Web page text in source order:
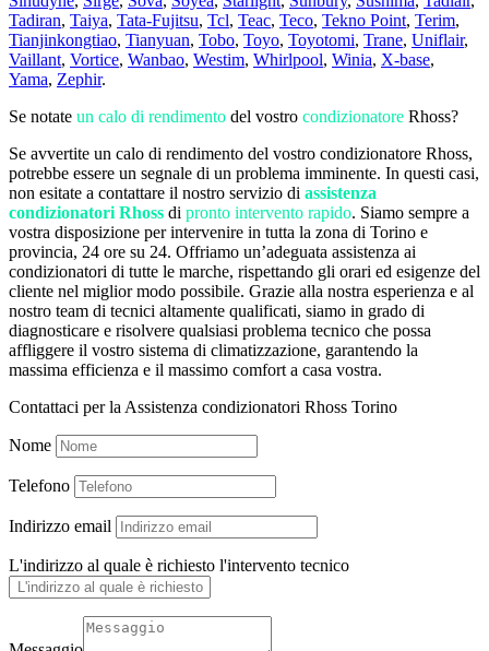
Tadiran, Taiya, Tata-Fujitsu, Tcl, Teac, Teco, Tekno Point, Terim,
Tianjinkongtiao, Tianyuan, Tobo, Toyo, Toyotomi, Trane, Uniflair,
Vaillant, Vortice, Wanbao, Westim, Whirlpool, Winia, X-base,
Yama, Zephir.
Se notate un calo di rendimento del vostro condizionatore Rhoss?
Se avvertite un calo di rendimento del vostro condizionatore Rhoss,
potrebbe essere un segnale di un problema imminente. In questi casi,
non esitate a contattare il nostro servizio di assistenza
condizionatori Rhoss di pronto intervento rapido. Siamo sempre a
vostra disposizione per intervenire in tutta la zona di Torino e
provincia, 24 ore su 24. Offriamo un’adeguata assistenza ai
condizionatori di tutte le marche, rispettando gli orari ed esigenze del
cliente nel miglior modo possibile. Grazie alla nostra esperienza e al
nostro team di tecnici altamente qualificati, siamo in grado di
diagnosticare e risolvere qualsiasi problema tecnico che possa
affliggere il vostro sistema di climatizzazione, garantendo la
massima efficienza e il massimo comfort a casa vostra.
Contattaci per la Assistenza condizionatori Rhoss Torino
Nome
Telefono
Indirizzo email
L'indirizzo al quale è richiesto l'intervento tecnico